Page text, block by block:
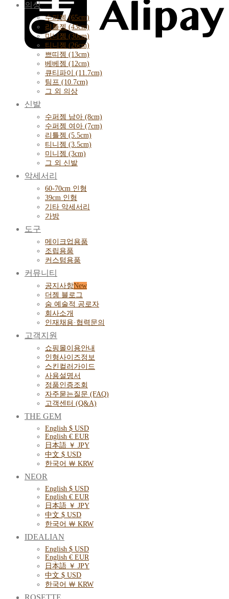
의상
수퍼젬 (65cm)
리틀젬 (43cm)
미니젬 (30cm)
티니젬 (26cm)
쁘띠젬 (13cm)
베베젬 (12cm)
큐티파이 (11.7cm)
팀프 (10.7cm)
그 외 의상
신발
수퍼젬 남아 (8cm)
수퍼젬 여아 (7cm)
리틀젬 (5.5cm)
티니젬 (3.5cm)
미니젬 (3cm)
그 외 신발
악세서리
60-70cm 인형
39cm 인형
기타 악세서리
가방
도구
메이크업용품
조립용품
커스텀용품
커뮤니티
공지사항
더젬 블로그
숨 예술적 공로자
회사소개
인재채용·협력문의
고객지원
쇼핑몰이용안내
인형사이즈정보
스킨컬러가이드
사용설명서
정품인증조회
자주묻는질문 (FAQ)
고객센터 (Q&A)
THE GEM
English $ USD
English € EUR
日本語 ￥ JPY
中文 $ USD
한국어 ￦ KRW
NEOR
English $ USD
English € EUR
日本語 ￥ JPY
中文 $ USD
한국어 ￦ KRW
IDEALIAN
English $ USD
English € EUR
日本語 ￥ JPY
中文 $ USD
한국어 ￦ KRW